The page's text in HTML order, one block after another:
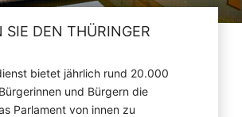
SIE DEN THÜRINGER
bietet jährlich rund 20.000
und Bürgern die
Parlament von innen zu